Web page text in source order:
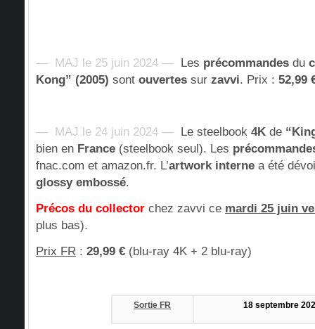
— MAJ le 25 juin 2024 — Les précommandes du
Kong” (2005) sont ouvertes sur zavvi. Prix : 52,99
— MAJ le 24 juin 2024 — Le steelbook 4K de
bien en France (steelbook seul). Les
fnac.com et amazon.fr. L’artwork interne a été
glossy embossé.
Précos du collector chez zavvi ce mardi 25 juin
plus bas).
Prix FR : 29,99 € (blu-ray 4K + 2 blu-ray)
Sortie FR 18 septembre